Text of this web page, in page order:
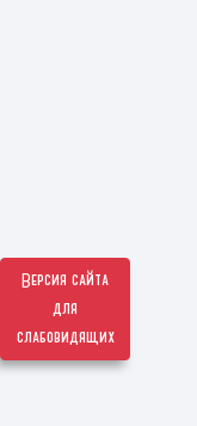
Версия сайта
для
слабовидящих